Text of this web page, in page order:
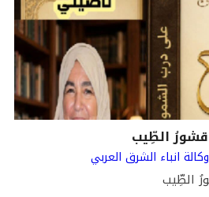
وكالة انباء الشرق العربي